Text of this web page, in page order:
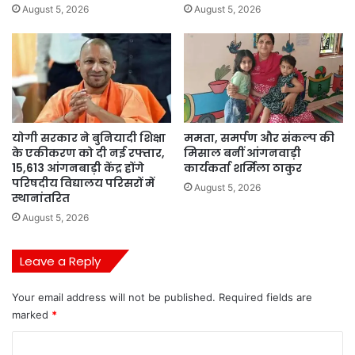
August 5, 2026 August 5, 2026
योगी सरकार ने बुनियादी शिक्षा
के एकीकरण को दी नई रफ्तार,
15,613 आंगनबाड़ी केंद्र होंगे
परिषदीय विद्यालय परिसरों में
स्थानांतरित
August 5, 2026
ममता, समर्पण और संकल्प की
मिसाल बनीं आंगनवाड़ी
कार्यकर्ता शर्मिला ठाकुर
August 5, 2026
Leave a Reply
Your email address will not be published. Required fields are
marked *